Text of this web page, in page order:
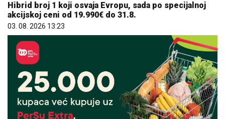
Hibrid broj 1 koji osvaja Evropu, sada po specijalnoj
akcijskoj ceni od 19.990€ do 31.8.
03. 08. 2026 13:23